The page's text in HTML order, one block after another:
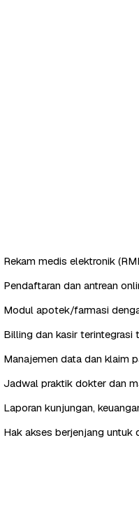
Rekam medis elektronik
Pendaftaran dan antrean
Modul apotek/farmasi
Billing dan kasir terintegrasi
Manajemen data dan klaim
Jadwal praktik dokter dan
Laporan kunjungan,
Hak akses berjenjang untuk